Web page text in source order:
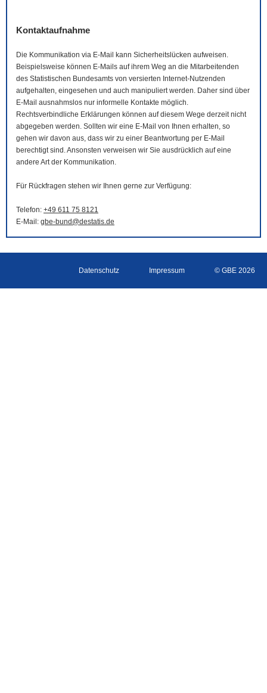
Kontaktaufnahme
Die Kommunikation via E-Mail
kann Sicherheitslücken aufweisen.
Beispielsweise können E-Mails auf ihrem Weg an die Mitarbeitenden
des Statistischen Bundesamts von versierten Internet-Nutzenden
aufgehalten, eingesehen und auch manipuliert werden. Daher sind über
E-Mail ausnahmslos nur informelle Kontakte möglich.
Rechtsverbindliche Erklärungen können auf diesem Wege derzeit nicht
abgegeben werden. Sollten wir eine E-Mail von Ihnen erhalten, so
gehen wir davon aus, dass wir zu einer Beantwortung per E-Mail
berechtigt sind. Ansonsten verweisen wir Sie ausdrücklich auf eine
andere Art der Kommunikation.
Für Rückfragen stehen wir Ihnen gerne zur Verfügung:
Telefon: +49 611 75 8121
E-Mail : gbe-bund@destatis.de
Datenschutz Impressum © GBE 2026